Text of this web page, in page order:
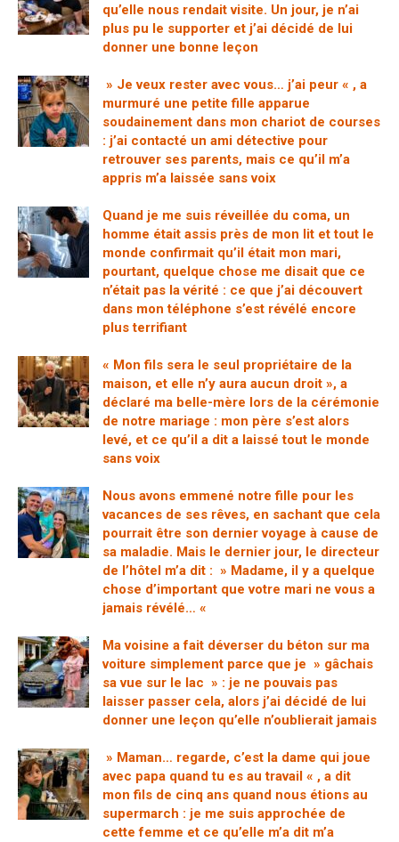
qu’elle nous rendait visite. Un jour, je n’ai
plus pu le supporter et j’ai décidé de lui
donner une bonne leçon
» Je veux rester avec vous… j’ai peur « , a
murmuré une petite fille apparue
soudainement dans mon chariot de courses
: j’ai contacté un ami détective pour
retrouver ses parents, mais ce qu’il m’a
appris m’a laissée sans voix
Quand je me suis réveillée du coma, un
homme était assis près de mon lit et tout le
monde confirmait qu’il était mon mari,
pourtant, quelque chose me disait que ce
n’était pas la vérité : ce que j’ai découvert
dans mon téléphone s’est révélé encore
plus terrifiant
« Mon fils sera le seul propriétaire de la
maison, et elle n’y aura aucun droit », a
déclaré ma belle-mère lors de la cérémonie
de notre mariage : mon père s’est alors
levé, et ce qu’il a dit a laissé tout le monde
sans voix
Nous avons emmené notre fille pour les
vacances de ses rêves, en sachant que cela
pourrait être son dernier voyage à cause de
sa maladie. Mais le dernier jour, le directeur
de l’hôtel m’a dit : » Madame, il y a quelque
chose d’important que votre mari ne vous a
jamais révélé… «
Ma voisine a fait déverser du béton sur ma
voiture simplement parce que je » gâchais
sa vue sur le lac » : je ne pouvais pas
laisser passer cela, alors j’ai décidé de lui
donner une leçon qu’elle n’oublierait jamais
» Maman… regarde, c’est la dame qui joue
avec papa quand tu es au travail « , a dit
mon fils de cinq ans quand nous étions au
supermarch : je me suis approchée de
cette femme et ce qu’elle m’a dit m’a